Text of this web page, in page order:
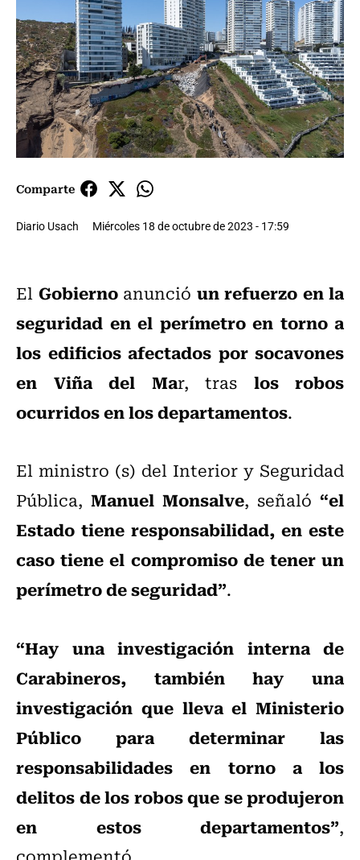
Comparte
Diario Usach Miércoles 18 de octubre de 2023 - 17:59
El Gobiernoanunció un refuerzo en la
seguridad en el perímetro en torno a
los edificios afectados por socavones
en Viña del Mar, tras los robos
ocurridos en los departamentos.
El ministro (s) del Interior y Seguridad
Pública, Manuel Monsalve, señaló “el
Estado tiene responsabilidad, en este
caso tiene el compromiso de tener un
perímetro de seguridad”.
“Hay una investigación interna de
Carabineros, también hay una
investigación que lleva el Ministerio
Público para determinar las
responsabilidades en torno a los
delitos de los robos que se produjeron
en estos departamentos”,